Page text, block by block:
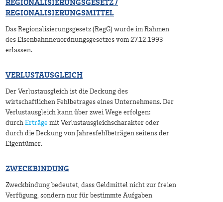
REGIONALISIERUNGSGESETZ /
REGIONALISIERUNGSMITTEL
Das Regionalisierungsgesetz (RegG) wurde im Rahmen
des Eisenbahnneuordnungsgesetzes vom 27.12.1993
erlassen.
VERLUSTAUSGLEICH
Der Verlustausgleich ist die Deckung des
wirtschaftlichen Fehlbetrages eines Unternehmens. Der
Verlustausgleich kann über zwei Wege erfolgen:
durch Erträge mit Verlustausgleichscharakter oder
durch die Deckung von Jahresfehlbeträgen seitens der
Eigentümer.
ZWECKBINDUNG
Zweckbindung bedeutet, dass Geldmittel nicht zur freien
Verfügung, sondern nur für bestimmte Aufgaben